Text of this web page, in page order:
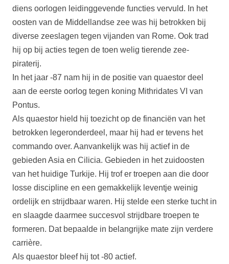
diens oorlogen leidinggevende functies vervuld. In het
oosten van de Middellandse zee was hij betrokken bij
diverse zeeslagen tegen vijanden van Rome. Ook trad
hij op bij acties tegen de toen welig tierende zee-
piraterij.
In het jaar -87 nam hij in de positie van quaestor deel
aan de eerste oorlog tegen koning Mithridates VI van
Pontus.
Als quaestor hield hij toezicht op de financiën van het
betrokken legeronderdeel, maar hij had er tevens het
commando over. Aanvankelijk was hij actief in de
gebieden Asia en Cilicia. Gebieden in het zuidoosten
van het huidige Turkije. Hij trof er troepen aan die door
losse discipline en een gemakkelijk leventje weinig
ordelijk en strijdbaar waren. Hij stelde een sterke tucht in
en slaagde daarmee succesvol strijdbare troepen te
formeren. Dat bepaalde in belangrijke mate zijn verdere
carrière.
Als quaestor bleef hij tot -80 actief.